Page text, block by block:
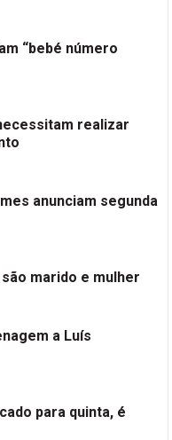
“bebé número
realizar
anunciam segunda
marido e mulher
a Luís
para quinta, é